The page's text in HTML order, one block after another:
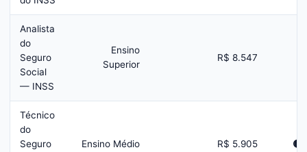
Analista
do
Seguro
Social
— INSS
Ensino
Superior
R$ 8.547
Técnico
do
Seguro
Ensino Médio R$ 5.905 🟡